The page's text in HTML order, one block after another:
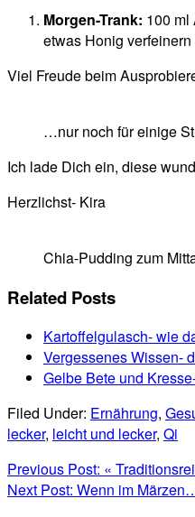
Morgen-Trank: 100 ml
etwas Honig
Viel Freude beim
…nur noch für einige
Ich lade Dich ein, diese
Herzlichst- Kira
Chia-Pudding zum
Related Posts
Kartoffelgulasch- wie
Vergessenes Wissen-
Gelbe Bete und
Filed Under: Ernährung,
lecker, leicht und lecker, Qi
Previous Post: «
Next Post: Wenn im